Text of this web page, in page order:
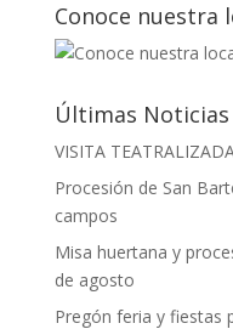
Conoce nuestra
Últimas Noticias
VISITA
Procesión de San
campos
Misa huertana y
de agosto
Pregón feria y fiestas